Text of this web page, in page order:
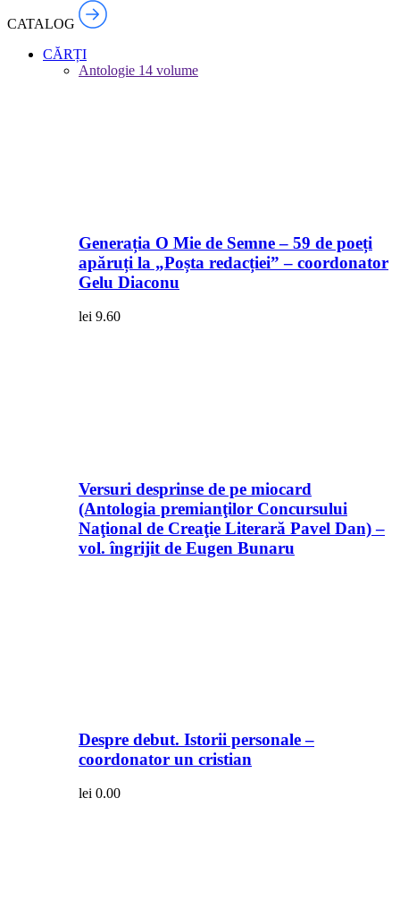
CATALOG
CĂRȚI
Antologie 14 volume
Generația O Mie de Semne – 59 de poeți
apăruți la „Poșta redacției” – coordonator
Gelu Diaconu
lei 9.60
Versuri desprinse de pe miocard
(Antologia premianţilor Concursului
Naţional de Creaţie Literară Pavel Dan) –
vol. îngrijit de Eugen Bunaru
Despre debut. Istorii personale –
coordonator un cristian
lei 0.00